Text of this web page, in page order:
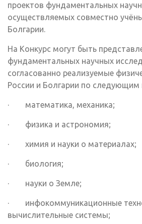
проектов фундаментальных
осуществляемых совместно
Болгарии.
На Конкурс могут быть
фундаментальных научных
согласованно реализуемые
России и Болгарии по следующим
· математика, механика;
· физика и астрономия;
· химия и науки о материалах;
· биология;
· науки о Земле;
· инфокоммуникационные
вычислительные системы;